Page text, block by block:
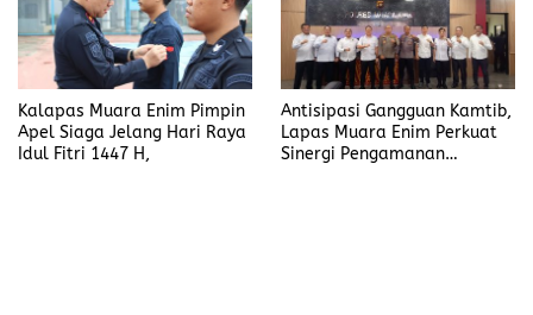
Kalapas Muara Enim Pimpin
Apel Siaga Jelang Hari Raya
Idul Fitri 1447 H,
Antisipasi Gangguan Kamtib,
Lapas Muara Enim Perkuat
Sinergi Pengamanan